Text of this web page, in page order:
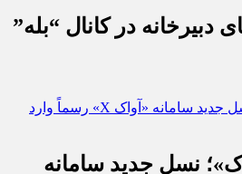
دبیرخانه در کانال “بله”
نسل جدید سامانه